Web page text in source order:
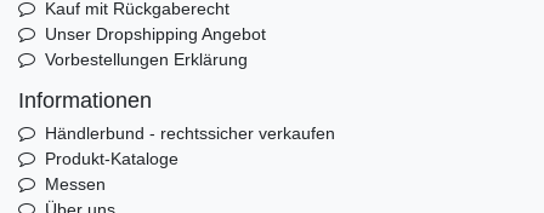
Kauf mit Rückgaberecht
Unser Dropshipping Angebot
Vorbestellungen Erklärung
Informationen
Händlerbund - rechtssicher verkaufen
Produkt-Kataloge
Messen